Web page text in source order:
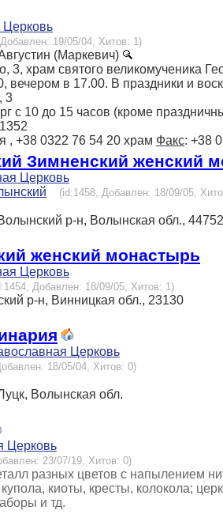
Церковь
19/05/04, Хитов: 1)
(Маркевич)
3, храм святого великомученика
вечером в 17.00. В праздники и
3
с 10 до 15 часов (кроме
, +38 0322 76 54 20 храм Факс: +38
Зимненский женский
Церковь
(id:1458, Добавлен: 18/09/05,
р-н, Волынская обл., 44752
женский монастырь
Церковь
Добавлен: 18/09/05, Хитов: 1)
р-н, Винницкая обл., 23130
Церковь
18/05/04, Хитов: 0)
Волынская обл.
Церковь
23/07/19, Хитов: 0)
разных цветов с напылением
киоты, кресты, колокола;
и тд.